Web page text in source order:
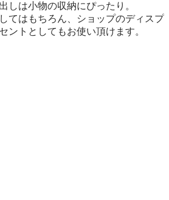
しは小物の収納にぴったり。
てはもちろん、ショップのディスプ
ントとしてもお使い頂けます。